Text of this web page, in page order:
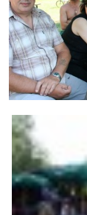
PŘIHLAŠOVACÍ
LISTINA
VÝSLEDKY 19.
SCHŮZE
BRIGÁDY
SEZNAM ČLENŮ